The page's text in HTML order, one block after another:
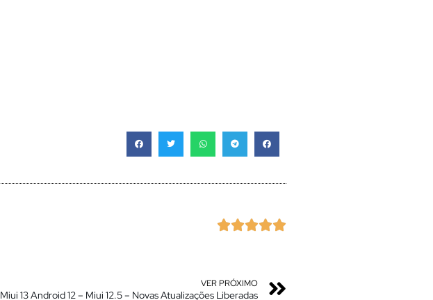

VER PRÓXIMO
Miui 13 Android 12 – Miui 12.5 – Novas Atualizações Liberadas